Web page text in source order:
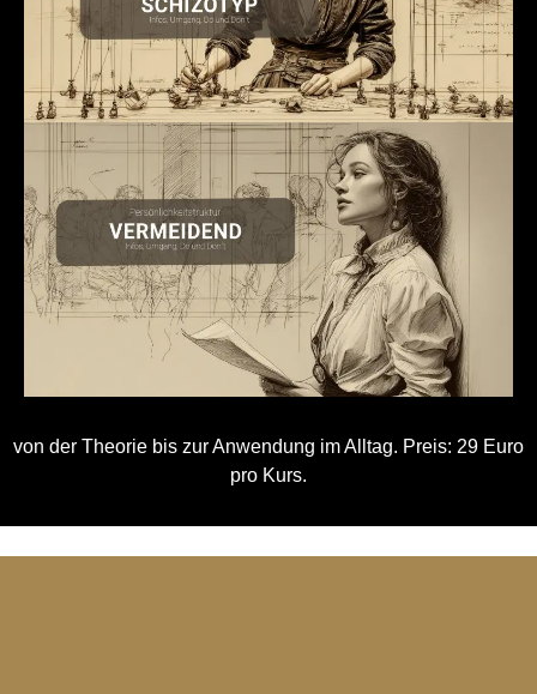
von der Theorie bis zur Anwendung im Alltag. Preis: 29 Euro
pro Kurs.